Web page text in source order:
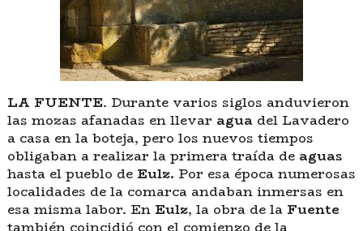
LA FUENTE. Durante varios siglos anduvieron
las mozas afanadas en llevar aguadel Lavadero
a casa en la boteja, pero los nuevos tiempos
obligaban a realizar la primera traída deaguas
hasta el pueblo deEulz. Por esa época numerosas
localidades de la comarca andaban inmersas en
esa misma labor. EnEulz, la obra de la Fuente